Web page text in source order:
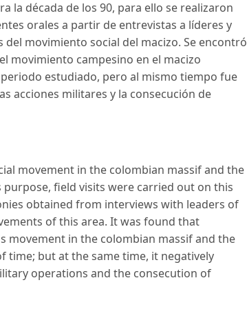
la década de los 90, para ello se realizaron
orales a partir de entrevistas a líderes y
movimiento social del macizo. Se encontró
movimiento campesino en el macizo
estudiado, pero al mismo tiempo fue
acciones militares y la consecución de
movement in the colombian massif and the
field visits were carried out on this
obtained from interviews with leaders of
of this area. It was found that
movement in the colombian massif and the
but at the same time, it negatively
operations and the consecution of